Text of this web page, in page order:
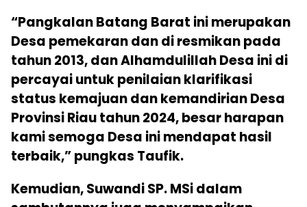
“Pangkalan Batang Barat ini merupakan
Desa pemekaran dan di resmikan pada
tahun 2013, dan Alhamdulillah Desa ini di
percayai untuk penilaian klarifikasi
status kemajuan dan kemandirian Desa
Provinsi Riau tahun 2024, besar harapan
kami semoga Desa ini mendapat hasil
terbaik,” pungkas Taufik.
Kemudian, Suwandi SP. MSi dalam